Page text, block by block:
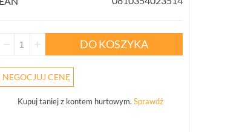
DO KOSZYKA
NEGOCJUJ CENĘ
Kupuj taniej z kontem hurtowym.Sprawdź